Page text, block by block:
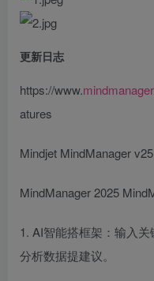
更新日志
https://www.mindmanager
atures
Mindjet MindManager
MindManager 2025
1. AI智能搭框架：输入
分析数据提建议。